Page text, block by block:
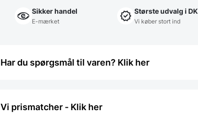
Sikker handel
E-mærket
Største udvalg i DK
Vi køber stort ind
Har du spørgsmål til varen? Klik her
Vi prismatcher - Klik her